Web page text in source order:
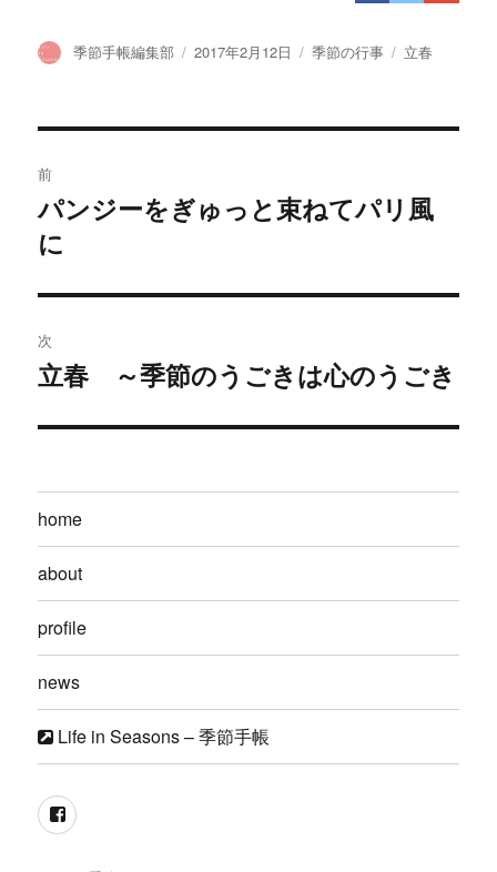
投
季節手帳編集部
投
2017年2月12日
カ
季節の行事
タ
立春
稿
ナ
ビ
ゲ
ー
シ
ン
前
過
去
投
稿:
パンジーをぎゅっと束ねてパリ風
に
次
次
投
立春 ～季節のうごきは心のうごき
home
about
profile
news
Life in Seasons – 季節手帳
facebook